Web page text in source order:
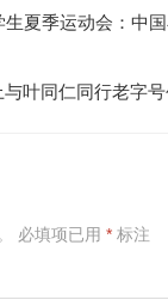
生夏季运动会：中
叶同仁同行老字
必填项已用 * 标注